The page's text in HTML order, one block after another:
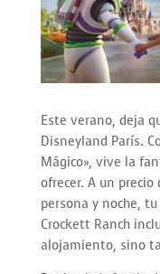
Este verano, deja
Disneyland París.
Mágico», vive la
ofrecer. A un
persona y noche,
Crockett Ranch
alojamiento, sino